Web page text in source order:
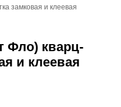
замковая и клеевая
Фло) кварц-
и клеевая